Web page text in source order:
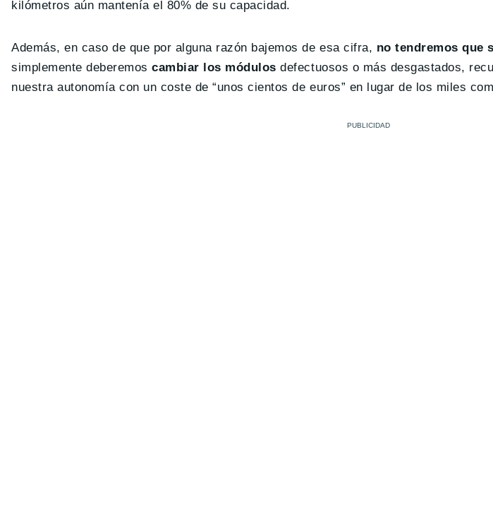
kilómetros aún mantenía el 80% de su capacidad.
Además, en caso de que por alguna razón bajemos de esa cifra, no tendremos que
simplemente deberemoscambiar los módulos defectuosos o más desgastados,
nuestra autonomía con un coste de “unos cientos de euros” en lugar de los miles